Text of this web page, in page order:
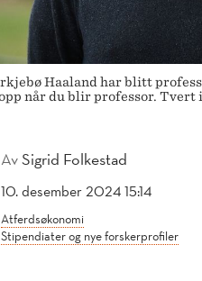
Haaland har blitt
når du blir professor. Tvert
AvSigrid Folkestad
10. desember 2024 15:14
Atferdsøkonomi
Stipendiater og nye forskerprofiler